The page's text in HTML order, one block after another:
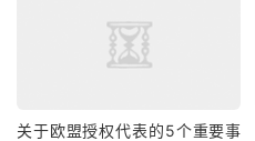
关于欧盟授权代表的5个重要事